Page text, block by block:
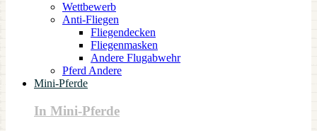
Wettbewerb
Anti-Fliegen
Fliegendecken
Fliegenmasken
Andere Flugabwehr
Pferd Andere
Mini-Pferde
In Mini-Pferde